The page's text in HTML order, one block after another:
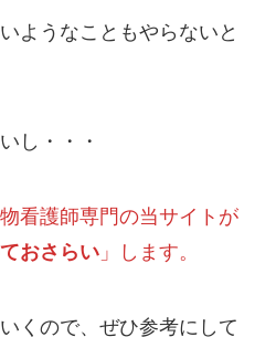
ようなこともやらないと
し・・・
看護師専門の当サイトが
おさらい」します。
くので、ぜひ参考にして